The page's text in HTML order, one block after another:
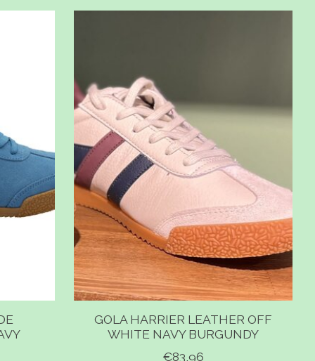
GOLA HARRIER LEATHER OFF
WHITE NAVY BURGUNDY
€83,96